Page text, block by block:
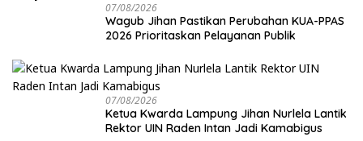
07/08/2026
Wagub Jihan Pastikan Perubahan KUA-PPAS
2026 Prioritaskan Pelayanan Publik
07/08/2026
Ketua Kwarda Lampung Jihan Nurlela Lantik
Rektor UIN Raden Intan Jadi Kamabigus